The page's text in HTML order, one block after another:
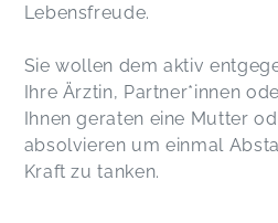
Lebensfreude.
Sie wollen dem aktiv
Ihre Ärztin, Partner*innen
Ihnen geraten eine Mutter
absolvieren um einmal
Kraft zu tanken.